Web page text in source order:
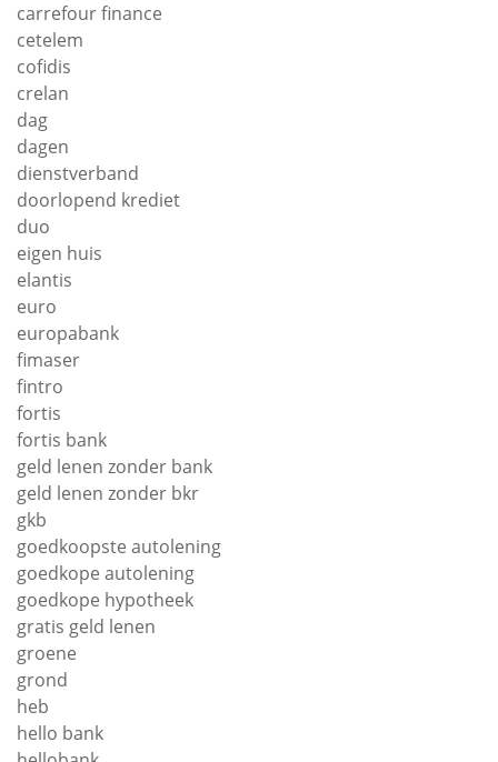
carrefour finance
cetelem
cofidis
crelan
dag
dagen
dienstverband
doorlopend krediet
duo
eigen huis
elantis
euro
europabank
fimaser
fintro
fortis
fortis bank
geld lenen zonder bank
geld lenen zonder bkr
gkb
goedkoopste autolening
goedkope autolening
goedkope hypotheek
gratis geld lenen
groene
grond
heb
hello bank